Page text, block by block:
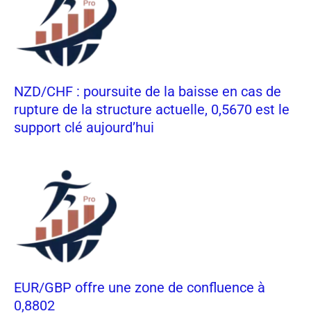
NZD/CHF : poursuite de la baisse en cas de
rupture de la structure actuelle, 0,5670 est le
support clé aujourd’hui
EUR/GBP offre une zone de confluence à
0,8802